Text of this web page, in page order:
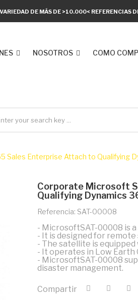
DE MÁS DE >10.000< REFERENCIAS
NOSOTROS COMO
Enterprise Attach to Qualifying
Corporate Microsoft
Qualifying Dynamics
Referencia: SAT-00008
- MicrosoftSAT-00008 is
- It is designed for
- The satellite is
- It operates in Low Earth
- MicrosoftSAT-00008
disaster management.
Compartir